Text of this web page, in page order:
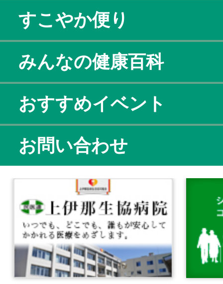
すこやか便り
みんなの健康百科
おすすめイベント
お問い合わせ